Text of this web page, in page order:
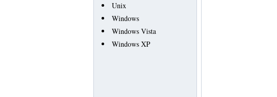
Unix
Windows
Windows Vista
Windows XP